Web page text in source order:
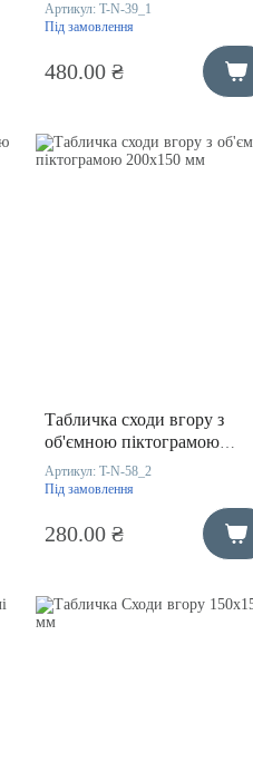
Артикул: T-N-39_1
Під замовлення
480.00 ₴
Табличка сходи вгору з
об'ємною піктограмою
200х150 мм
Артикул: T-N-58_2
Під замовлення
280.00 ₴